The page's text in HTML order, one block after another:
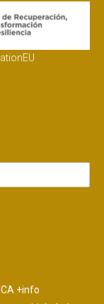
+info